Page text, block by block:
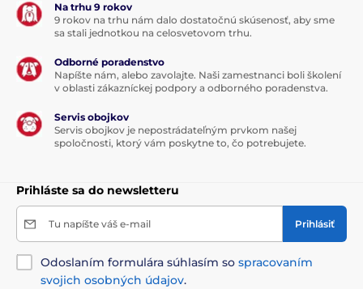
Na trhu 9 rokov
9 rokov na trhu nám dalo dostatočnú skúsenosť, aby sme
sa stali jednotkou na celosvetovom trhu.
Odborné poradenstvo
Napíšte nám, alebo zavolajte. Naši zamestnanci boli školení
v oblasti zákazníckej podpory a odborného poradenstva.
Servis obojkov
Servis obojkov je nepostrádateľným prvkom našej
spoločnosti, ktorý vám poskytne to, čo potrebujete.
Prihláste sa do newsletteru
Tu napíšte váš e-mail Prihlásiť
Odoslaním formulára súhlasím so spracovaním
svojich osobných údajov.